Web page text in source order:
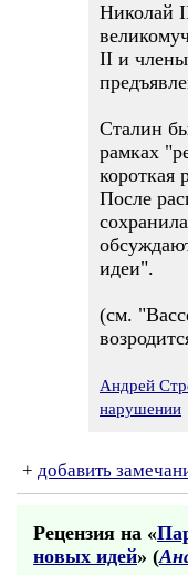
Николай
II и члены
Сталин
рамках
короткая
После
идеи".
(см.
Андрей
нарушении
+ добавить
Рецензия на «
новых идей» (